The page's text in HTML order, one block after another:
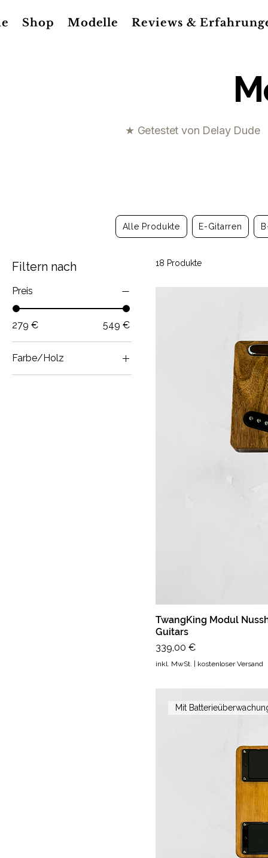
Shop Modelle Reviews &
★ Getestet von Delay Dude
Alle Produkte E-Gitarren
Filtern nach
Preis
279 € 549 €
Farbe/Holz
18 Produkte
TwangKing Modul
Guitars
Preis
339,00 €
inkl. MwSt. | kostenloser Versand
Mit